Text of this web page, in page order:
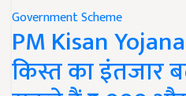
Government Scheme
PM Kisan
किस्त का इंतजार